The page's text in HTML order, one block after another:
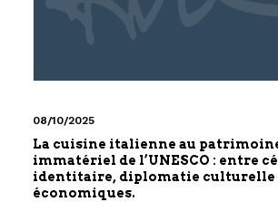
08/10/2025
La cuisine italienne au
immatériel de l’UNESCO : entre
identitaire, diplomatie culturelle
économiques.